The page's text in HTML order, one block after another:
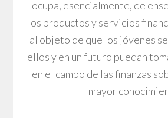
ocupa, esencialmente, de
los productos y servicios
al objeto de que los jóvenes
ellos y en un futuro puedan
en el campo de las finanzas
mayor